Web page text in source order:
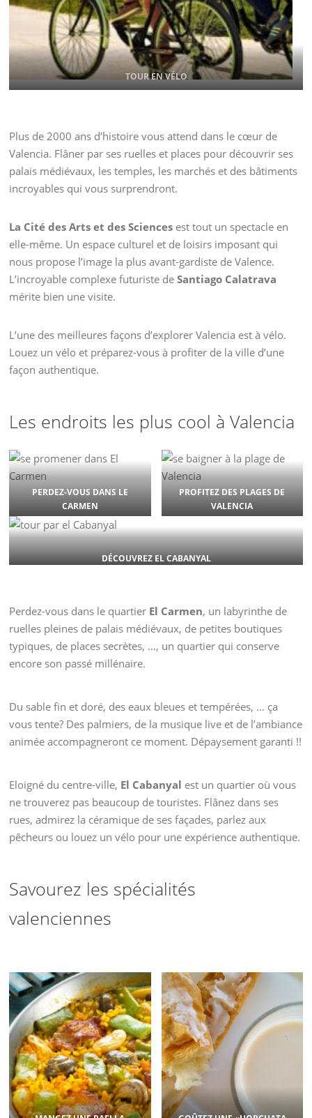
TOUR EN VÉLO
Plus de 2000 ans d’histoire vous attend dans le cœur de
Valencia. Flâner par ses ruelles et places pour découvrir ses
palais médiévaux, les temples, les marchés et des bâtiments
incroyables qui vous surprendront.
La Cité des Arts et des Sciences est tout un spectacle en
elle-même. Un espace culturel et de loisirs imposant qui
nous propose l’image la plus avant-gardiste de Valence.
L’incroyable complexe futuriste deSantiago Calatrava
mérite bien une visite.
L’une des meilleures façons d’explorer Valencia est à vélo.
Louez un vélo et préparez-vous à profiter de la ville d’une
façon authentique.
Les endroits les plus cool à Valencia
PERDEZ-VOUS DANS LE
CARMEN
PROFITEZ DES PLAGES DE
VALENCIA
DÉCOUVREZ EL CABANYAL
Perdez-vous dans le quartier El Carmen, un labyrinthe de
ruelles pleines de palais médiévaux, de petites boutiques
typiques, de places secrètes, …, un quartier qui conserve
encore son passé millénaire.
Du sable fin et doré, des eaux bleues et tempérées, … ça
vous tente? Des palmiers, de la musique live et de l’ambiance
animée accompagneront ce moment. Dépaysement garanti !!
Eloigné du centre-ville, El Cabanyal est un quartier où vous
ne trouverez pas beaucoup de touristes. Flânez dans ses
rues, admirez la céramique de ses façades, parlez aux
pêcheurs ou louez un vélo pour une expérience authentique.
Savourez les spécialités
valenciennes